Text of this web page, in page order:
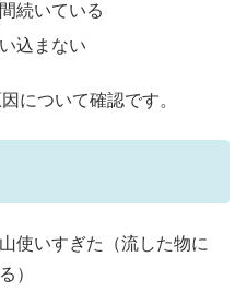
続いている
込まない
について確認です。
使いすぎた（流した物に
）